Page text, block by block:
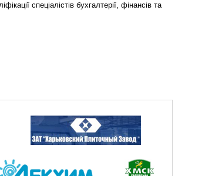
спеціалістів бухгалтерії, фінансів та